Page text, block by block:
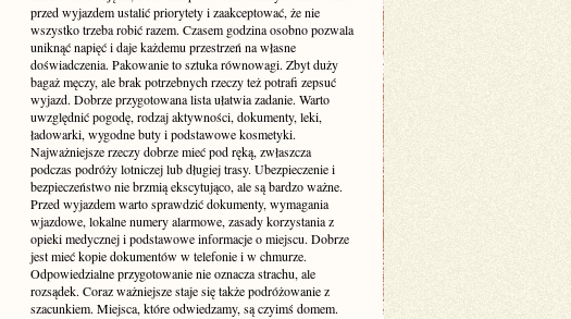
przed wyjazdem ustalić priorytety i zaakceptować, że nie
wszystko trzeba robić razem. Czasem godzina osobno pozwala
uniknąć napięć i daje każdemu przestrzeń na własne
doświadczenia. Pakowanie to sztuka równowagi. Zbyt duży
bagaż męczy, ale brak potrzebnych rzeczy też potrafi zepsuć
wyjazd. Dobrze przygotowana lista ułatwia zadanie. Warto
uwzględnić pogodę, rodzaj aktywności, dokumenty, leki,
ładowarki, wygodne buty i podstawowe kosmetyki.
Najważniejsze rzeczy dobrze mieć pod ręką, zwłaszcza
podczas podróży lotniczej lub długiej trasy. Ubezpieczenie i
bezpieczeństwo nie brzmią ekscytująco, ale są bardzo ważne.
Przed wyjazdem warto sprawdzić dokumenty, wymagania
wjazdowe, lokalne numery alarmowe, zasady korzystania z
opieki medycznej i podstawowe informacje o miejscu. Dobrze
jest mieć kopie dokumentów w telefonie i w chmurze.
Odpowiedzialne przygotowanie nie oznacza strachu, ale
rozsądek. Coraz ważniejsze staje się także podróżowanie z
szacunkiem. Miejsca, które odwiedzamy, są czyimś domem.